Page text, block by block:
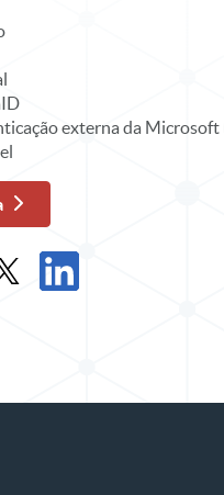
externa da Microsoft